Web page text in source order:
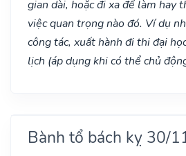
gian dài, hoặc đi xa để làm hay
việc quan trọng nào đó. Ví dụ
công tác, xuất hành đi thi đại
lịch (áp dụng khi có thể chủ
Bành tổ bách kỵ 30/